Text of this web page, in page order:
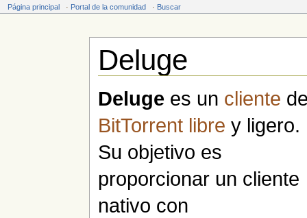
Página principal · Portal de la comunidad · Buscar
Deluge
Deluge es un cliente
BitTorrent libre y ligero.
Su objetivo es
proporcionar un cliente
nativo con